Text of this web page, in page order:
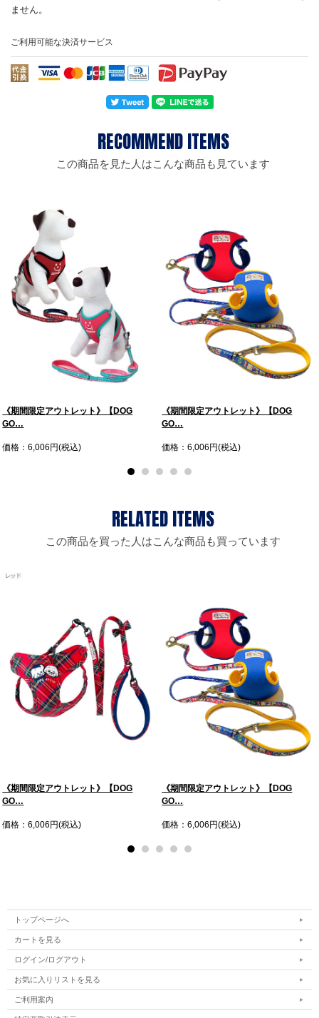
ご利用可能な決済サービス
この商品を見た人はこんな商品も見ています
《期間限定アウトレット》【DOG
GO…
価格：6,006円(税込)
《期間限定アウトレット》【DOG
GO…
価格：6,006円(税込)
この商品を買った人はこんな商品も買っています
《期間限定アウトレット》【DOG
GO…
価格：6,006円(税込)
《期間限定アウトレット》【DOG
GO…
価格：6,006円(税込)
トップページへ
カートを見る
ログイン/ログアウト
お気に入りリストを見る
ご利用案内